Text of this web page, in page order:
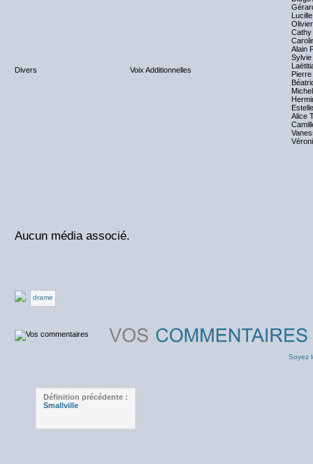
Divers Voix Additionnelles
Cathy
Alain
Alice
Aucun média associé.
drame
Soyez
Définition précédente :
Smallville